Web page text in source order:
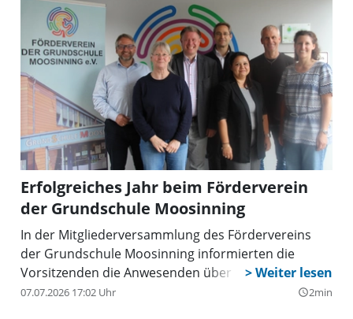
Erfolgreiches Jahr beim Förderverein
der Grundschule Moosinning
In der Mitgliederversammlung des Fördervereins
der Grundschule Moosinning informierten die
Vorsitzenden die Anwesenden über die
Vereinstätigkeit des letzten Jahres. Die Mitglieder
07.07.2026 17:02 Uhr query_builder2min